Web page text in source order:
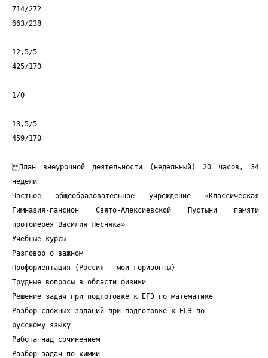
714/272
663/238
12,5/5
425/170
1/0
13,5/5
459/170
План внеурочной деятельности (недельный) 20 часов, 34
недели
Частное общеобразовательное учреждение «Классическая
Гимназия-пансион Свято-Алексиевской Пустыни памяти
протоиерея Василия Лесняка»
Учебные курсы
Разговор о важном
Профориентация (Россия – мои горизонты)
Трудные вопросы в области физики
Решение задач при подготовке к ЕГЭ по математике
Разбор сложных заданий при подготовке к ЕГЭ по
русскому языку
Работа над сочинением
Разбор задач по химии